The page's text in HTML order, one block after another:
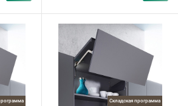
Складская программа